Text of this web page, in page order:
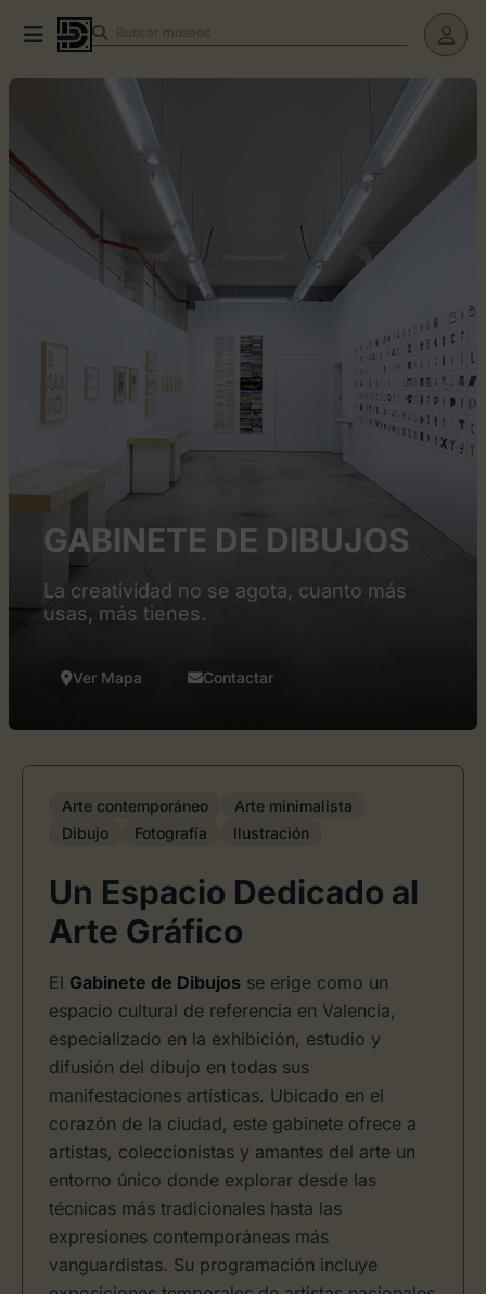
Buscar museos
GABINETE DE DIBUJOS
La creatividad no se agota, cuanto más
usas, más tienes.
Ver Mapa Contactar
Arte contemporáneo
Arte minimalista
Dibujo
Fotografía Ilustración
Un Espacio Dedicado al
Arte Gráfico
El Gabinete de Dibujos se erige como un
espacio cultural de referencia en Valencia,
especializado en la exhibición, estudio y
difusión del dibujo en todas sus
manifestaciones artísticas. Ubicado en el
corazón de la ciudad, este gabinete ofrece a
artistas, coleccionistas y amantes del arte un
entorno único donde explorar desde las
técnicas más tradicionales hasta las
expresiones contemporáneas más
vanguardistas. Su programación incluye